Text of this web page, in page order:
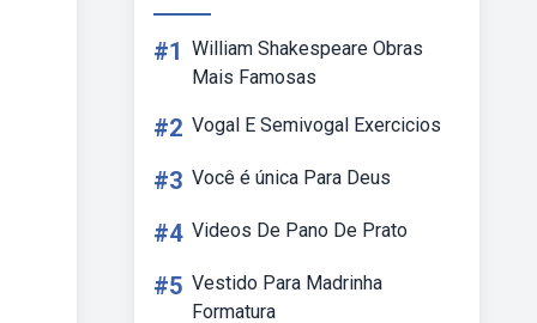
#1 William Shakespeare Obras
Mais Famosas
#2 Vogal E Semivogal Exercicios
#3 Você é única Para Deus
#4 Videos De Pano De Prato
#5 Vestido Para Madrinha
Formatura